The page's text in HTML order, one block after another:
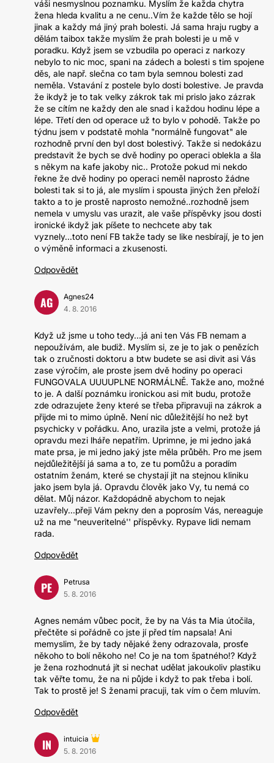
váši nesmyslnou poznamku. Myslím že každa chytra
žena hleda kvalitu a ne cenu..Vím že každe tělo se hojí
jinak a každy má jiný prah bolesti. Já sama hraju rugby a
dělám taibox takže myslím že prah bolesti je u mě v
poradku. Když jsem se vzbudila po operaci z narkozy
nebylo to nic moc, spani na zádech a bolesti s tim spojene
děs, ale např. slečna co tam byla semnou bolesti zad
neměla. Vstavání z postele bylo dosti bolestive. Je pravda
že ikdyž je to tak velky zákrok tak mi prislo jako zázrak
že se cítím ne každy den ale snad i každou hodinu lépe a
lépe. Třetí den od operace už to bylo v pohodě. Takže po
týdnu jsem v podstatě mohla "normálně fungovat" ale
rozhodně první den byl dost bolestivý. Takže si nedokázu
predstavit že bych se dvě hodiny po operaci oblekla a šla
s někym na kafe jakoby nic.. Protože pokud mi nekdo
řekne že dvě hodiny po operaci neměl naprosto žádne
bolesti tak si to já, ale myslím i spousta jiných žen přeloží
takto a to je prostě naprosto nemožné..rozhodně jsem
nemela v umyslu vas urazit, ale vaše příspěvky jsou dosti
ironické ikdyž jak píšete to nechcete aby tak
vyznely...toto není FB takže tady se like nesbírají, je to jen
o výměně informaci a zkusenosti.
Odpovědět
AG
Agnes24
4. 8. 2016
Když už jsme u toho tedy...já ani ten Vás FB nemam a
nepoužívám, ale budiž. Myslím si, ze je to jak o penězích
tak o zručnosti doktoru a btw budete se asi divit asi Vás
zase výročím, ale proste jsem dvě hodiny po operaci
FUNGOVALA UUUUPLNE NORMÁLNĚ. Takže ano, možné
to je. A další poznámku ironickou asi mit budu, protože
zde odrazujete ženy které se třeba připravuji na zákrok a
přijde mi to mimo úplně. Není nic důležitější ho než byt
psychicky v pořádku. Ano, urazila jste a velmi, protože já
opravdu mezi lháře nepatřím. Uprimne, je mi jedno jaká
mate prsa, je mi jedno jaký jste měla průběh. Pro me jsem
nejdůležitější já sama a to, ze tu pomůžu a poradím
ostatním ženám, které se chystají jít na stejnou kliniku
jako jsem byla já. Opravdu člověk jako Vy, tu nemá co
dělat. Můj názor. Každopádně abychom to nejak
uzavřely...přeji Vám pekny den a poprosím Vás, nereaguje
už na me "neuveritelné'' příspěvky. Rypave lidi nemam
rada.
Odpovědět
PE
Petrusa
5. 8. 2016
Agnes nemám vůbec pocit, že by na Vás ta Mia útočila,
přečtěte si pořádně co jste jí před tím napsala! Ani
memyslim, že by tady nějaké ženy odrazovala, prosťe
někoho to bolí někoho ne! Co je na tom špatného!? Když
je žena rozhodnutá jít si nechat udělat jakoukoliv plastiku
tak věřte tomu, že na ni půjde i když to pak třeba i bolí.
Tak to prostě je! S ženami pracuji, tak vím o čem mluvím.
Odpovědět
IN
intuicia
5. 8. 2016